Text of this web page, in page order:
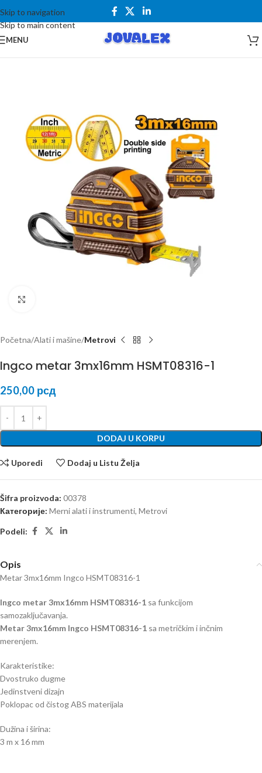
Skip to navigation
Skip to main content
MENU
Početna Alati i mašine Metrovi
Ingco metar 3mx16mm HSMT08316-1
250,00 рсд
DODAJ U KORPU
Uporedi Dodaj u Listu Želja
Šifra proizvoda: 00378
Категорије: Merni alati i instrumenti, Metrovi
Podeli:
Opis
Metar 3mx16mm Ingco HSMT08316-1
Ingco metar 3mx16mm HSMT08316-1 sa funkcijom
samozaključavanja.
Metar 3mx16mm Ingco HSMT08316-1 sa metričkim i inčnim
merenjem.
Karakteristike:
Dvostruko dugme
Jedinstveni dizajn
Poklopac od čistog ABS materijala
Dužina i širina:
3 m x 16 mm